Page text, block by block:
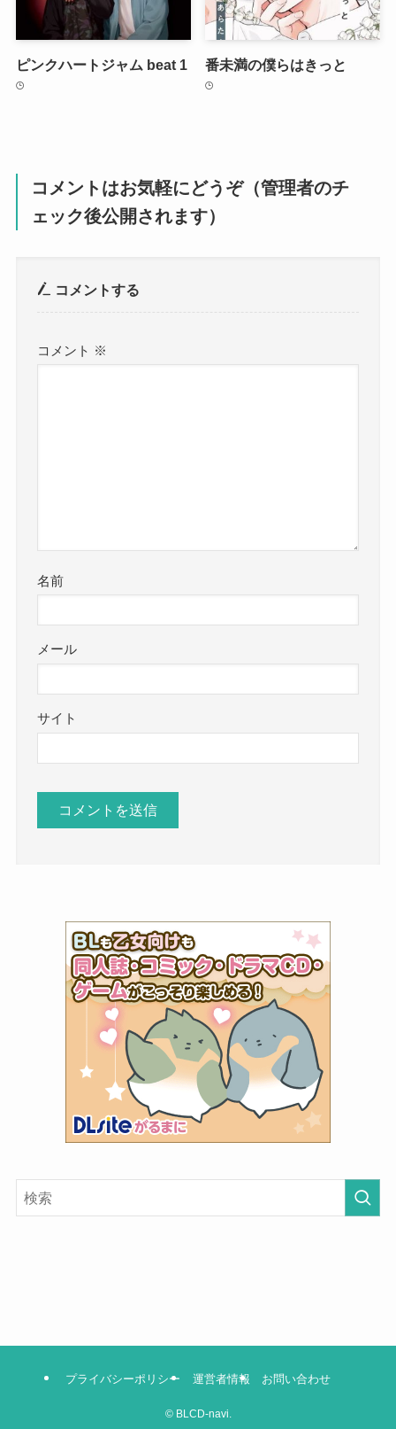
ピンクハートジャム beat 1 番未満の僕らはきっと
コメントはお気軽にどうぞ（管理者のチ
ェック後公開されます）
コメントする
コメント ※
名前
メール
サイト
プライバシーポリシー 運営者情報 お問い合わせ
©BLCD-navi.